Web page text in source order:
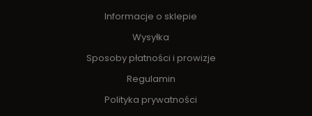
Informacje o sklepie
Wysyłka
Sposoby płatności i prowizje
Regulamin
Polityka prywatności